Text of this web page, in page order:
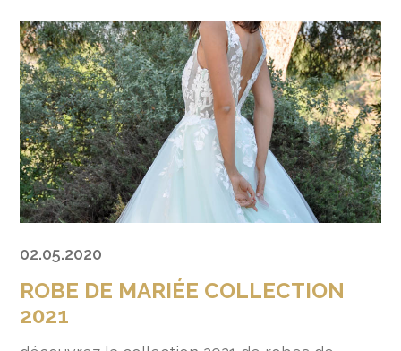
02.05.2020
ROBE DE MARIÉE COLLECTION
2021